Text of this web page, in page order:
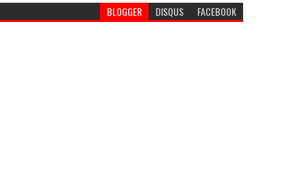
BLOGGER DISQUS FACEBOOK